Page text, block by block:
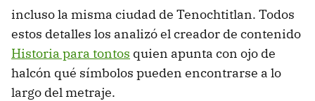
incluso la misma ciudad de Tenochtitlan. Todos
estos detalles los analizó el creador de contenido
Historia para tontos quien apunta con ojo de
halcón qué símbolos pueden encontrarse a lo
largo del metraje.